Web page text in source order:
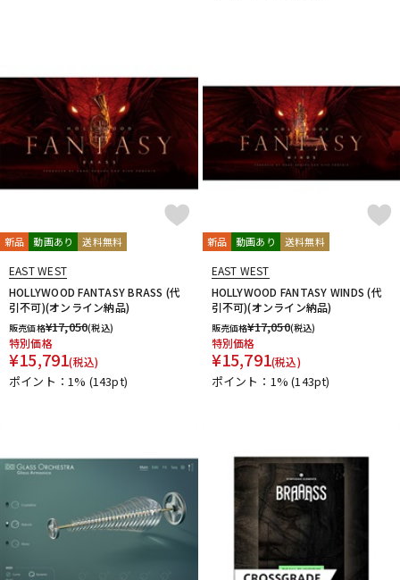
新品 動画あり 送料無料
EAST WEST
HOLLYWOOD FANTASY BRASS (代
引不可)(オンライン納品)
販売価格¥17,050(税込)
特別価格
¥15,791(税込)
ポイント：1% (143pt)
新品 動画あり 送料無料
EAST WEST
HOLLYWOOD FANTASY WINDS (代
引不可)(オンライン納品)
販売価格¥17,050(税込)
特別価格
¥15,791(税込)
ポイント：1%(143pt)